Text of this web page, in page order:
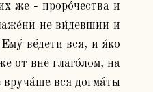
же - проро́чества и
не ви́девшии и
ве́дети вся, и я́ко
от вне глаго́лом, на
вся догма́ты